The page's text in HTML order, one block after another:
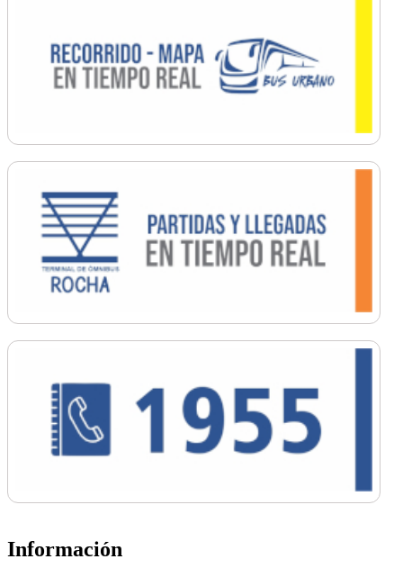
Ordenamiento
Promoción Social
Salud
Secretaría General
Información